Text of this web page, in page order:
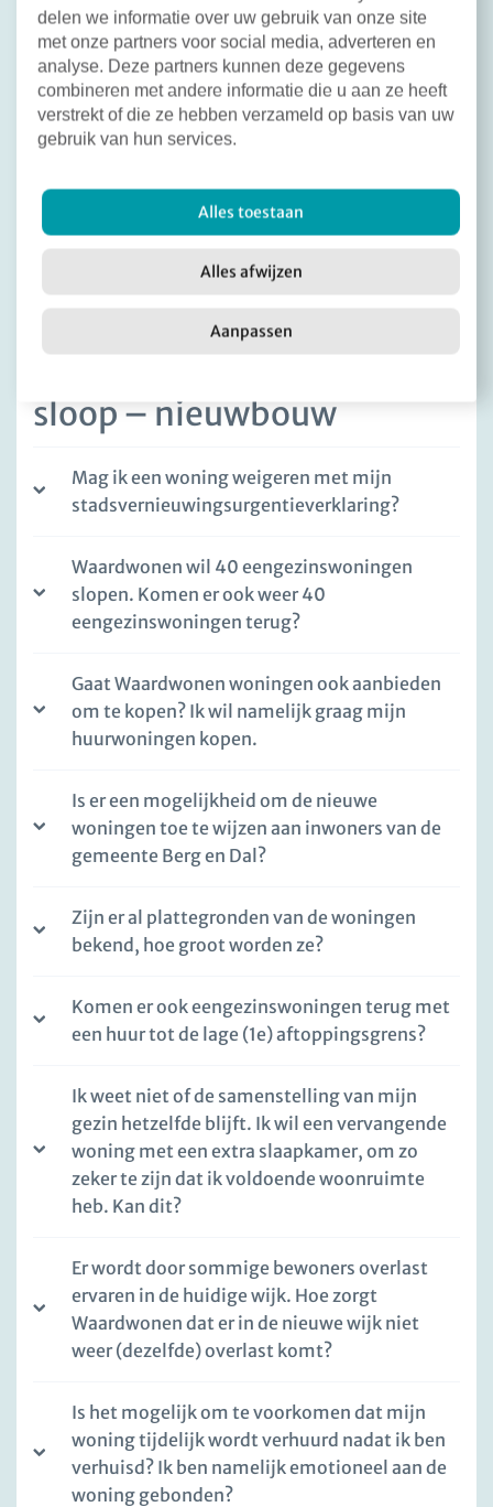
delen we informatie over uw gebruik van onze site
met onze partners voor social media, adverteren en
analyse. Deze partners kunnen deze gegevens
combineren met andere informatie die u aan ze heeft
verstrekt of die ze hebben verzameld op basis van uw
gebruik van hun services.
Alles toestaan
Alles afwijzen
Aanpassen
Nieuwbrieven uit het voortraject lees u op de
pagina over de wijkvernieuwing. Nieuwsbrieven
over de sloop / nieuwbouw plaatsen we vanaf
december 2025 op deze pagina.
Nieuwsbrief maart 2026
Nieuwsbrief mei 2026
sloop – nieuwbouw
Mag ik een woning weigeren met mijn
stadsvernieuwingsurgentieverklaring?
Waardwonen wil 40 eengezinswoningen
slopen. Komen er ook weer 40
eengezinswoningen terug?
Gaat Waardwonen woningen ook aanbieden
om te kopen? Ik wil namelijk graag mijn
huurwoningen kopen.
Is er een mogelijkheid om de nieuwe
woningen toe te wijzen aan inwoners van de
gemeente Berg en Dal?
Zijn er al plattegronden van de woningen
bekend, hoe groot worden ze?
Komen er ook eengezinswoningen terug met
een huur tot de lage (1e) aftoppingsgrens?
Ik weet niet of de samenstelling van mijn
gezin hetzelfde blijft. Ik wil een vervangende
woning met een extra slaapkamer, om zo
zeker te zijn dat ik voldoende woonruimte
heb. Kan dit?
Er wordt door sommige bewoners overlast
ervaren in de huidige wijk. Hoe zorgt
Waardwonen dat er in de nieuwe wijk niet
weer (dezelfde) overlast komt?
Is het mogelijk om te voorkomen dat mijn
woning tijdelijk wordt verhuurd nadat ik ben
verhuisd? Ik ben namelijk emotioneel aan de
woning gebonden?